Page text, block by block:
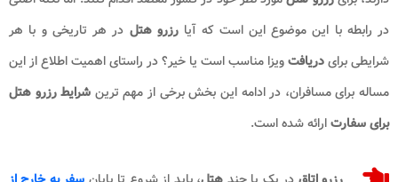
در رابطه با این موضوع این است که آیارزرو هتل در هر تاریخی و با هر
شرایطی برایدریافتویزا مناسب است یا خیر؟ در راستای اهمیت اطلاع از این
مساله برای مسافران، در ادامه این بخش برخی از مهم ترین شرایط رزرو هتل
برای سفارتارائه شده است.